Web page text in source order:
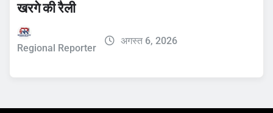
खरगे की रैली
Regional Reporter
अगस्त 6, 2026